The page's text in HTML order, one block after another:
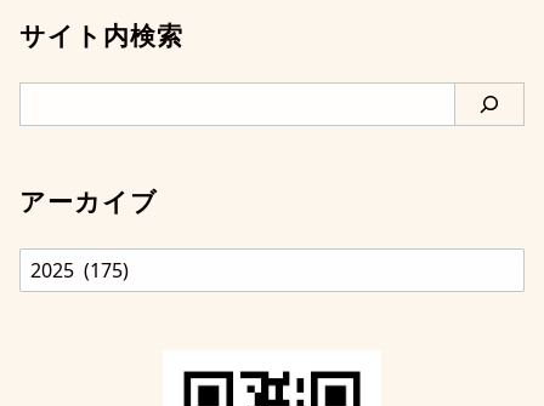
サイト内検索
索
アーカイブ